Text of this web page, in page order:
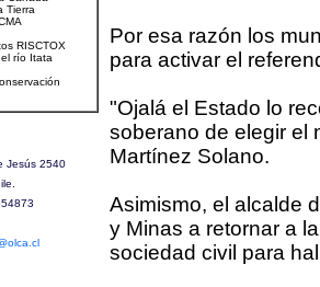
Por esa razón los
para activar el
"Ojalá el Estado lo
soberano de elegir el
Martínez Solano.
Asimismo, el alcalde
y Minas a retornar a
sociedad civil para